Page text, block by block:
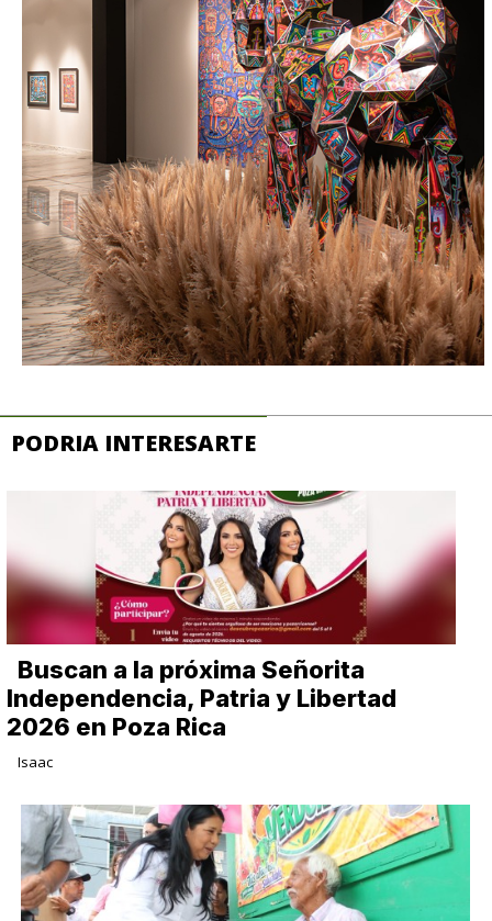
PODRIA INTERESARTE
Buscan a la próxima Señorita
Independencia, Patria y Libertad
2026 en Poza Rica
Isaac